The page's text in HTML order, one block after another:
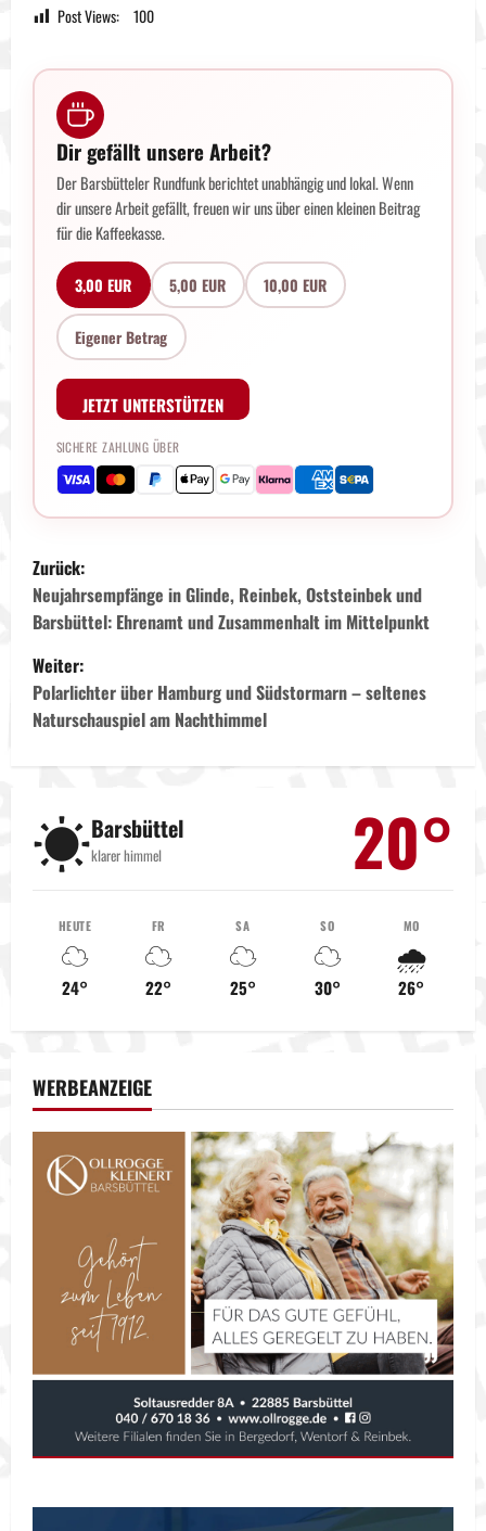
Post Views: 100
Dir gefällt unsere Arbeit?
Der Barsbütteler Rundfunk berichtet unabhängig und lokal. Wenn
dir unsere Arbeit gefällt, freuen wir uns über einen kleinen Beitrag
für die Kaffeekasse.
3,00 EUR 5,00 EUR 10,00 EUR
Eigener Betrag
JETZT UNTERSTÜTZEN
SICHERE ZAHLUNG ÜBER
B
e
i
t
r
g
s
g
Zurück:
Neujahrsempfänge in Glinde, Reinbek, Oststeinbek und
Barsbüttel: Ehrenamt und Zusammenhalt im Mittelpunkt
Weiter:
Polarlichter über Hamburg und Südstormarn – seltenes
Naturschauspiel am Nachthimmel
☀️Barsbüttel
klarer himmel 20°
HEUTE
☁️
24°
FR
☁️
22°
SA
☁️
25°
SO
☁️
30°
MO
🌧️
26°
WERBEANZEIGE